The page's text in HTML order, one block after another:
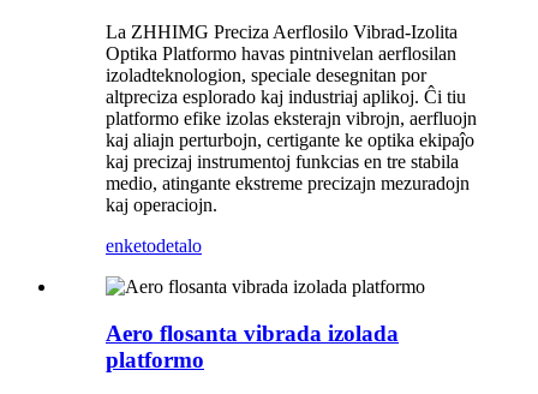
La ZHHIMG Preciza Aerflosilo Vibrad-Izolita
Optika Platformo havas pintnivelan aerflosilan
izoladteknologion, speciale desegnitan por
altpreciza esplorado kaj industriaj aplikoj. Ĉi tiu
platformo efike izolas eksterajn vibrojn, aerfluojn
kaj aliajn perturbojn, certigante ke optika ekipaĵo
kaj precizaj instrumentoj funkcias en tre stabila
medio, atingante ekstreme precizajn mezuradojn
kaj operaciojn.
enketodetalo
Aero flosanta vibrada izolada
platformo